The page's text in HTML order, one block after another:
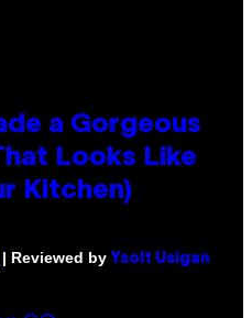
a Gorgeous
Looks Like
Kitchen)
| Reviewed by Ysolt Usigan